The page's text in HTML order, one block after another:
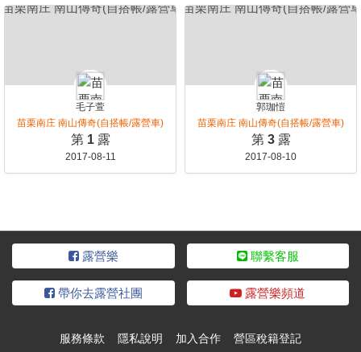
毛子萱
苗栗南庄 南山傳奇(自搭帳/露營車)
第 1 露
2017-08-11
郭珈愷
苗栗南庄 南山傳奇(自搭帳/露營車)
第 3 露
2017-08-10
露營樂 聯繫客服
帶你去露營社團 露營樂頻道
服務條款 隱私說明 加入合作 營區稅籍登記